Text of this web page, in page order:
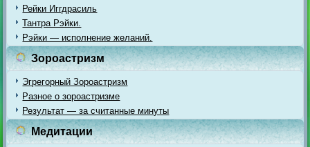
Рейки Иггдрасиль
Тантра Рэйки.
Рэйки — исполнение желаний.
Зороастризм
Эгрегорный Зороастризм
Разное о зороастризме
Результат — за считанные минуты
Медитации